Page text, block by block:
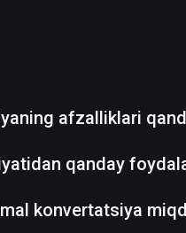
afzalliklari
qanday
konvertatsiya